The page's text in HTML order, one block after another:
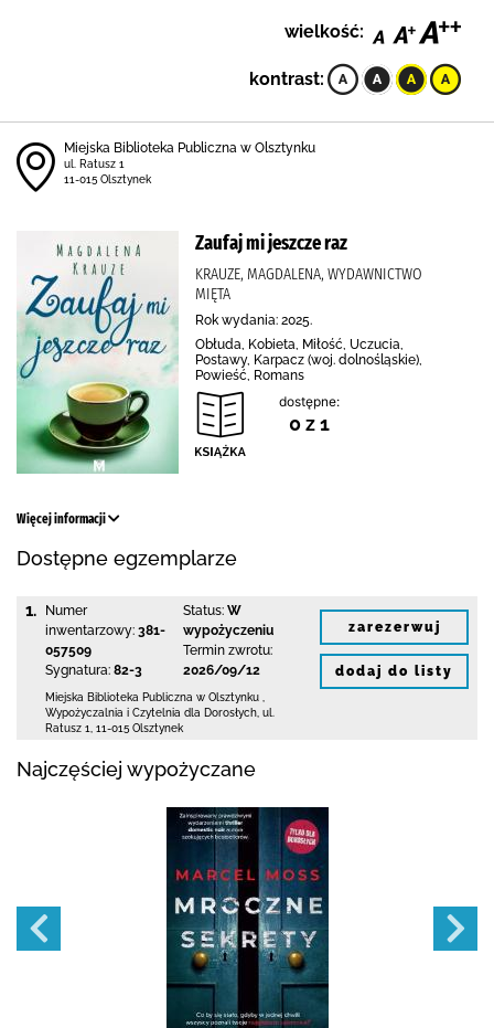
wielkość:
kontrast:
Miejska Biblioteka Publiczna w Olsztynku
ul. Ratusz 1
11-015 Olsztynek
Zaufaj mi jeszcze raz
KRAUZE, MAGDALENA, WYDAWNICTWO
MIĘTA
Rok wydania: 2025.
Obłuda, Kobieta, Miłość, Uczucia,
Postawy, Karpacz (woj. dolnośląskie),
Powieść, Romans
dostępne:
0 z 1
Więcej informacji
Dostępne egzemplarze
1.
Numer
inwentarzowy: 381-
057509
Sygnatura: 82-3
Status: W
wypożyczeniu
Termin zwrotu:
2026/09/12
Miejska Biblioteka Publiczna w Olsztynku
Wypożyczalnia i Czytelnia dla Dorosłych, ul.
Ratusz 1
11-015 Olsztynek
zarezerwuj
dodaj do listy
Najczęściej wypożyczane